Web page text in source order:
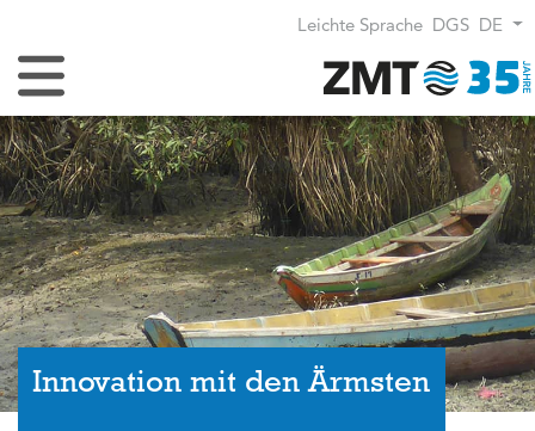
Leichte Sprache DGS DE
Navigation umschalten
Innovation mit den Ärmsten